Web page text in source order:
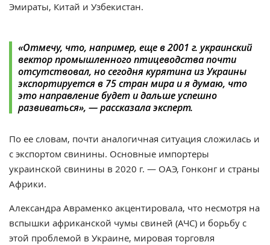
Эмираты, Китай и Узбекистан.
«Отмечу, что, например, еще в 2001 г. украинский
вектор промышленного птицеводства почти
отсутствовал, но сегодня курятина из Украины
экспортируется в 75 стран мира и я думаю, что
это направление будет и дальше успешно
развиваться», — рассказала эксперт.
По ее словам, почти аналогичная ситуация сложилась и
с экспортом свинины. Основные импортеры
украинской свинины в 2020 г. — ОАЭ, Гонконг и страны
Африки.
Александра Авраменко акцентировала, что несмотря на
вспышки африканской чумы свиней (АЧС) и борьбу с
этой проблемой в Украине, мировая торговля